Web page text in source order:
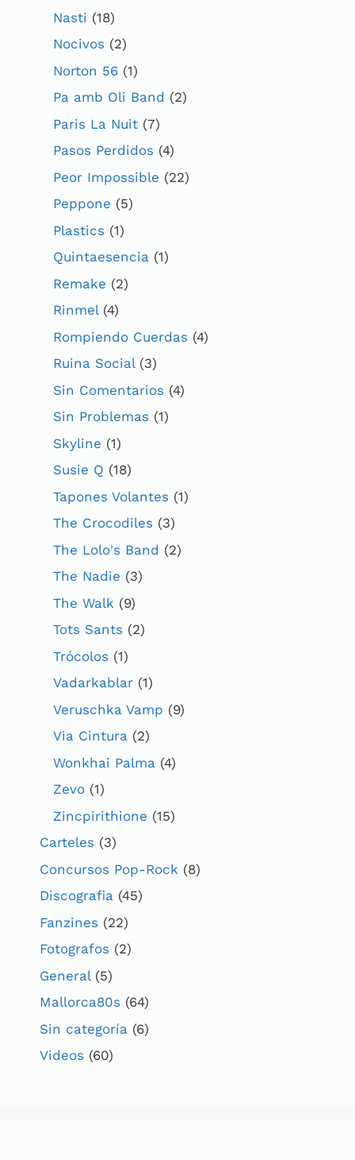
Nasti (18)
Nocivos (2)
Norton 56 (1)
Pa amb Oli Band (2)
Paris La Nuit (7)
Pasos Perdidos (4)
Peor Impossible (22)
Peppone (5)
Plastics (1)
Quintaesencia (1)
Remake (2)
Rinmel(4)
Rompiendo Cuerdas (4)
Ruina Social(3)
Sin Comentarios (4)
Sin Problemas (1)
Skyline (1)
Susie Q (18)
Tapones Volantes (1)
The Crocodiles (3)
The Lolo's Band (2)
The Nadie (3)
The Walk (9)
Tots Sants (2)
Trócolos (1)
Vadarkablar (1)
Veruschka Vamp (9)
Via Cintura (2)
Wonkhai Palma (4)
Zevo (1)
Zincpirithione (15)
Carteles (3)
Concursos Pop-Rock (8)
Discografia (45)
Fanzines (22)
Fotografos (2)
General(5)
Mallorca80s (64)
Sin categoría (6)
Videos (60)